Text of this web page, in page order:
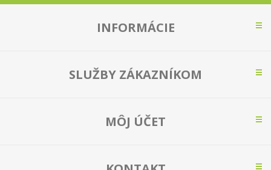
INFORMÁCIE
SLUŽBY ZÁKAZNÍKOM
MÔJ ÚČET